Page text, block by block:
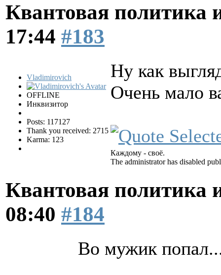
Квантовая политика
17:44 #183
Vladimirovich
OFFLINE
Инквизитор
Posts: 117127
Thank you received: 2715
Karma: 123
Ну как
Очень мало
Каждому - своё.
The administrator has disabled
Квантовая политика
08:40 #184
Во мужик